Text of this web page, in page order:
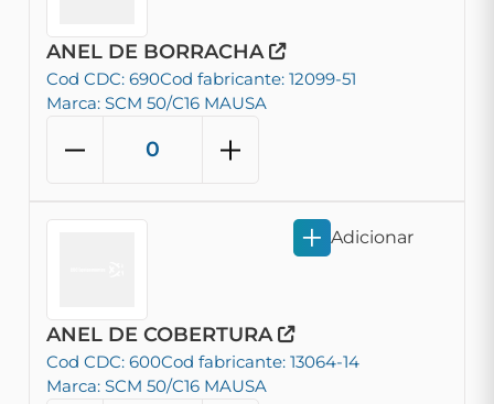
ANEL DE BORRACHA
Cod CDC: 690Cod fabricante: 12099-51
Marca: SCM 50/C16 MAUSA
ANEL DE COBERTURA
Cod CDC: 600Cod fabricante: 13064-14
Marca: SCM 50/C16 MAUSA
Adicionar